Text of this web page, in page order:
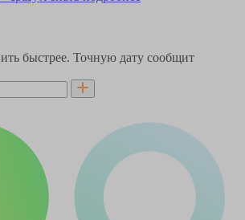
быстрее. Точную дату сообщит